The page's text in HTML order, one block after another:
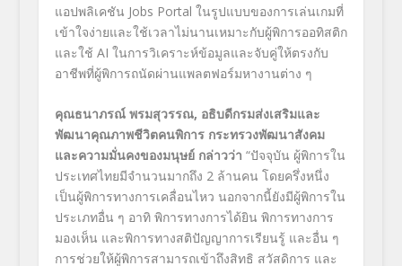
แอปพลิเคชัน Jobs Portal ในรูปแบบของการเล่นเกมที่
เข้าใจง่ายและใช้เวลาไม่นานเหมาะกับผู้พิการออทิสติก
และใช้ AI ในการวิเคราะห์ข้อมูลและจับคู่ให้ตรงกับ
อาชีพที่ผู้พิการถนัดผ่านแพลตฟอร์มหางานต่าง ๆ
คุณธนาภรณ์ พรมสุวรรณ, อธิบดีกรมส่งเสริมและ
พัฒนาคุณภาพชีวิตคนพิการ กระทรวงพัฒนาสังคม
และความมั่นคงของมนุษย์ กล่าวว่า “ปัจจุบัน ผู้พิการใน
ประเทศไทยมีจำนวนมากถึง 2 ล้านคน โดยครึ่งหนึ่ง
เป็นผู้พิการทางการเคลื่อนไหว นอกจากนี้ยังมีผู้พิการใน
ประเภทอื่น ๆ อาทิ พิการทางการได้ยิน พิการทางการ
มองเห็น และพิการทางสติปัญญาการเรียนรู้ และอื่น ๆ
การช่วยให้ผู้พิการสามารถเข้าถึงสิทธิ สวัสดิการ และ